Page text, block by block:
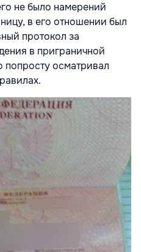
не было намерений
в его отношении был
протокол за
в приграничной
попросту осматривал